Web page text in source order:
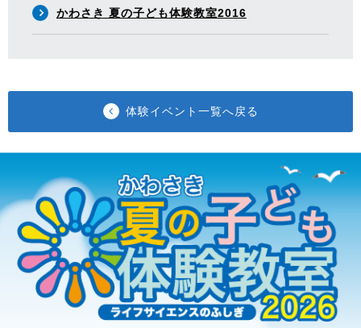
かわさき 夏の子ども体験教室2016
体験イベント一覧へ戻る